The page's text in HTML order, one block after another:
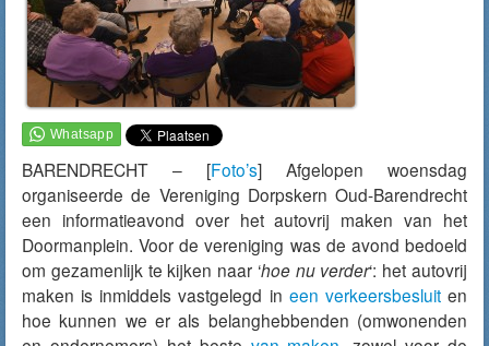
BARENDRECHT – [Foto’s] Afgelopen woensdag
organiseerde de Vereniging Dorpskern Oud-Barendrecht
een informatieavond over het autovrij maken van het
Doormanplein. Voor de vereniging was de avond bedoeld
om gezamenlijk te kijken naar ‘hoe nu verder‘: het autovrij
maken is inmiddels vastgelegd in een verkeersbesluiten
hoe kunnen we er als belanghebbenden (omwonenden